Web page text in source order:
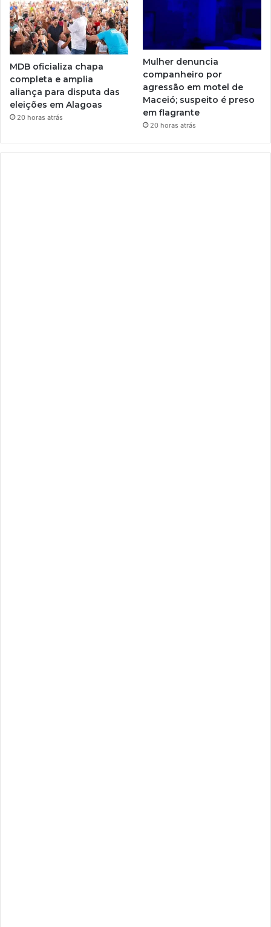
MDB oficializa chapa
completa e amplia
aliança para disputa das
eleições em Alagoas
20 horas atrás
Mulher denuncia
companheiro por
agressão em motel de
Maceió; suspeito é preso
em flagrante
20 horas atrás